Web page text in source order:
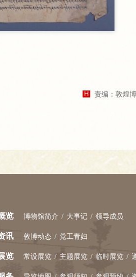
责编：敦煌
览 博物馆简介 / 大事记 / 领导成员
讯 敦博动态 / 党工青妇
览 常设展览 / 主题展览 / 临时展览 /